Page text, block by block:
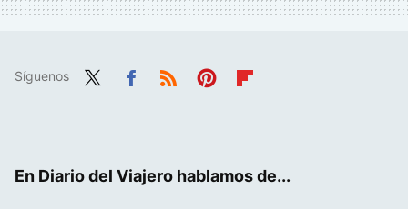
Síguenos
En Diario del Viajero hablamos de...